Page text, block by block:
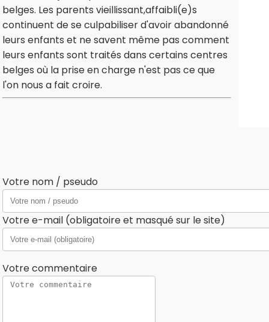
belges. Les parents vieillissant,affaibli(e)s
continuent de se culpabiliser d'avoir abandonné
leurs enfants et ne savent même pas comment
leurs enfants sont traités dans certains centres
belges où la prise en charge n'est pas ce que
l'on nous a fait croire.
Votre nom / pseudo
Votre e-mail (obligatoire et masqué sur le site)
Votre commentaire